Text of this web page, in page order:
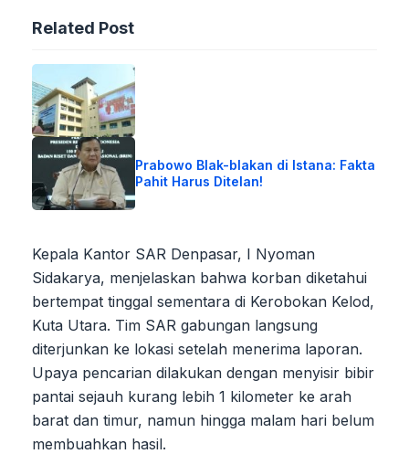
Related Post
Prabowo Blak-blakan di Istana: Fakta
Pahit Harus Ditelan!
Kepala Kantor SAR Denpasar, I Nyoman
Sidakarya, menjelaskan bahwa korban diketahui
bertempat tinggal sementara di Kerobokan Kelod,
Kuta Utara. Tim SAR gabungan langsung
diterjunkan ke lokasi setelah menerima laporan.
Upaya pencarian dilakukan dengan menyisir bibir
pantai sejauh kurang lebih 1 kilometer ke arah
barat dan timur, namun hingga malam hari belum
membuahkan hasil.